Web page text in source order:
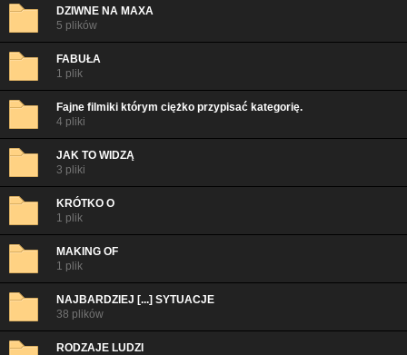
DZIWNE NA MAXA
5 plików
FABUŁA
1 plik
Fajne filmiki którym ciężko przypisać kategorię.
4 pliki
JAK TO WIDZĄ
3 pliki
KRÓTKO O
1 plik
MAKING OF
1 plik
NAJBARDZIEJ [...] SYTUACJE
38 plików
RODZAJE LUDZI